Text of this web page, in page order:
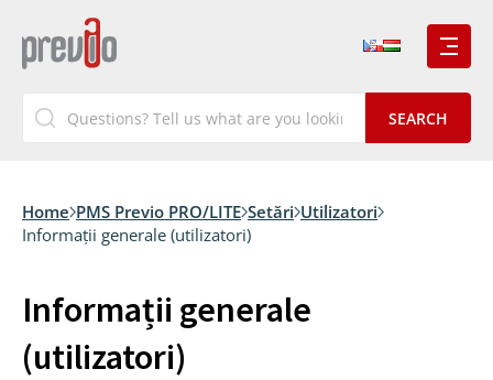
Home PMS Previo PRO/LITE Setări Utilizatori
Informații generale (utilizatori)
Informații generale
(utilizatori)